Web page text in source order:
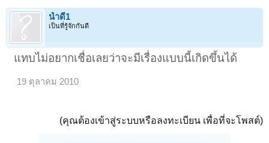
น้ำดี1
เป็นที่รู้จักกันดี
แทบไม่อยากเชื่อเลยว่าจะมีเรื่องแบบนี้เกิดขึ้นได้
19 ตุลาคม 2010
(คุณต้องเข้าสู่ระบบหรือลงทะเบียน เพื่อที่จะโพสต์)